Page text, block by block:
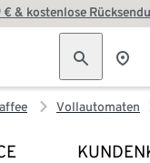
& kostenlose
Vollautomaten